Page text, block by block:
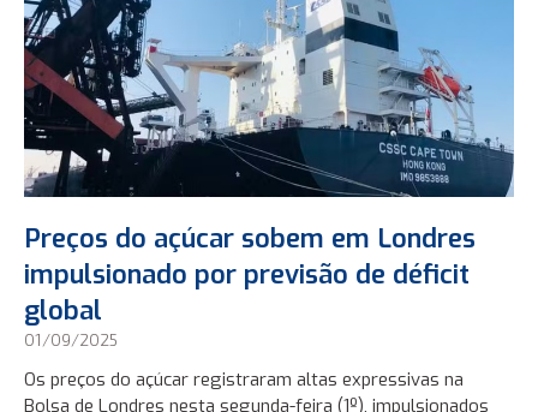
Preços do açúcar sobem em Londres
impulsionado por previsão de déficit
global
01/09/2025
Os preços do açúcar registraram altas expressivas na
Bolsa de Londres nesta segunda-feira (1º), impulsionados